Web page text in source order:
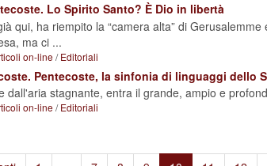
Lo Spirito Santo? È Dio in libertà
qui, ha riempito la “camera alta” di
ma ci ...
on-line/Editoriali
Pentecoste, la sinfonia di linguaggi dello
dall'aria stagnante, entra il grande, ampio e
on-line/Editoriali